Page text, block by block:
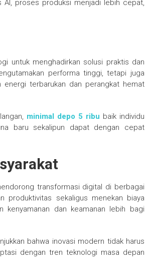
proses produksi menjadi lebih cepat,
untuk menghadirkan solusi praktis dan
performa tinggi, tetapi juga
energi terbarukan dan perangkat hemat
minimal depo 5 ribu baik individu
baru sekalipun dapat dengan cepat
transformasi digital di berbagai
produktivitas sekaligus menekan biaya
dan keamanan lebih bagi
bahwa inovasi modern tidak harus
dengan tren teknologi masa depan